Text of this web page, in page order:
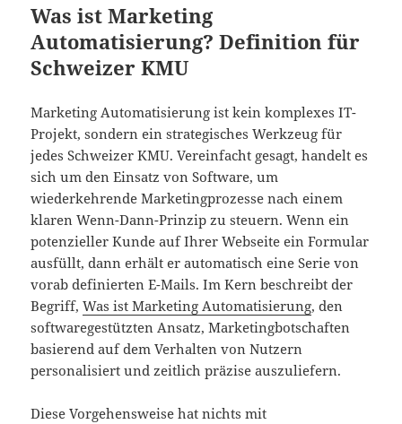
Was ist Marketing
Automatisierung? Definition für
Schweizer KMU
Marketing Automatisierung ist kein komplexes IT-
Projekt, sondern ein strategisches Werkzeug für
jedes Schweizer KMU. Vereinfacht gesagt, handelt es
sich um den Einsatz von Software, um
wiederkehrende Marketingprozesse nach einem
klaren Wenn-Dann-Prinzip zu steuern. Wenn ein
potenzieller Kunde auf Ihrer Webseite ein Formular
ausfüllt, dann erhält er automatisch eine Serie von
vorab definierten E-Mails. Im Kern beschreibt der
Begriff,Was ist Marketing Automatisierung, den
softwaregestützten Ansatz, Marketingbotschaften
basierend auf dem Verhalten von Nutzern
personalisiert und zeitlich präzise auszuliefern.
Diese Vorgehensweise hat nichts mit